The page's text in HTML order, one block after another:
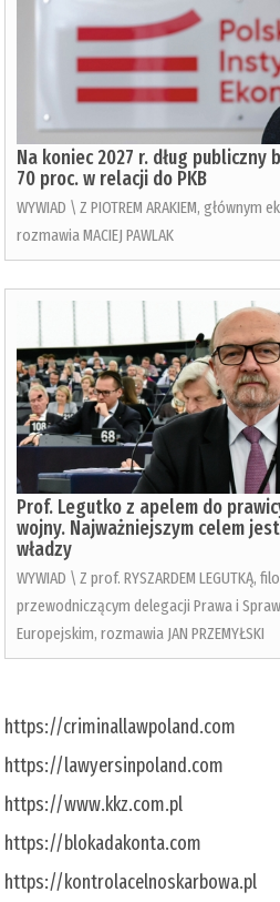
Na koniec 2027 r. dług publiczny
70 proc. w relacji do PKB
WYWIAD \ Z PIOTREM ARAKIEM,
rozmawia MACIEJ PAWLAK
Prof. Legutko z apelem do
wojny. Najważniejszym celem
władzy
WYWIAD \ Z prof. RYSZARDEM LEGUTKĄ,
przewodniczącym delegacji Prawa i
Europejskim, rozmawia JAN PRZEMYŁSKI
https://criminallawpoland.com
https://lawyersinpoland.com
https://www.kkz.com.pl
https://blokadakonta.com
https://kontrolacelnoskarbowa.pl